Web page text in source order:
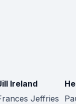
Ireland
Jeffries